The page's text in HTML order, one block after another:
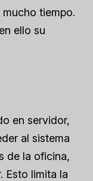
tiempo.
ello su
en servidor,
al sistema
de la oficina,
Esto limita la